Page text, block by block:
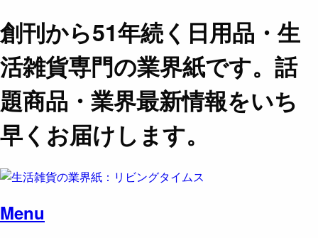
創刊から51年続く日用品・生
活雑貨専門の業界紙です。話
題商品・業界最新情報をいち
早くお届けします。
Menu